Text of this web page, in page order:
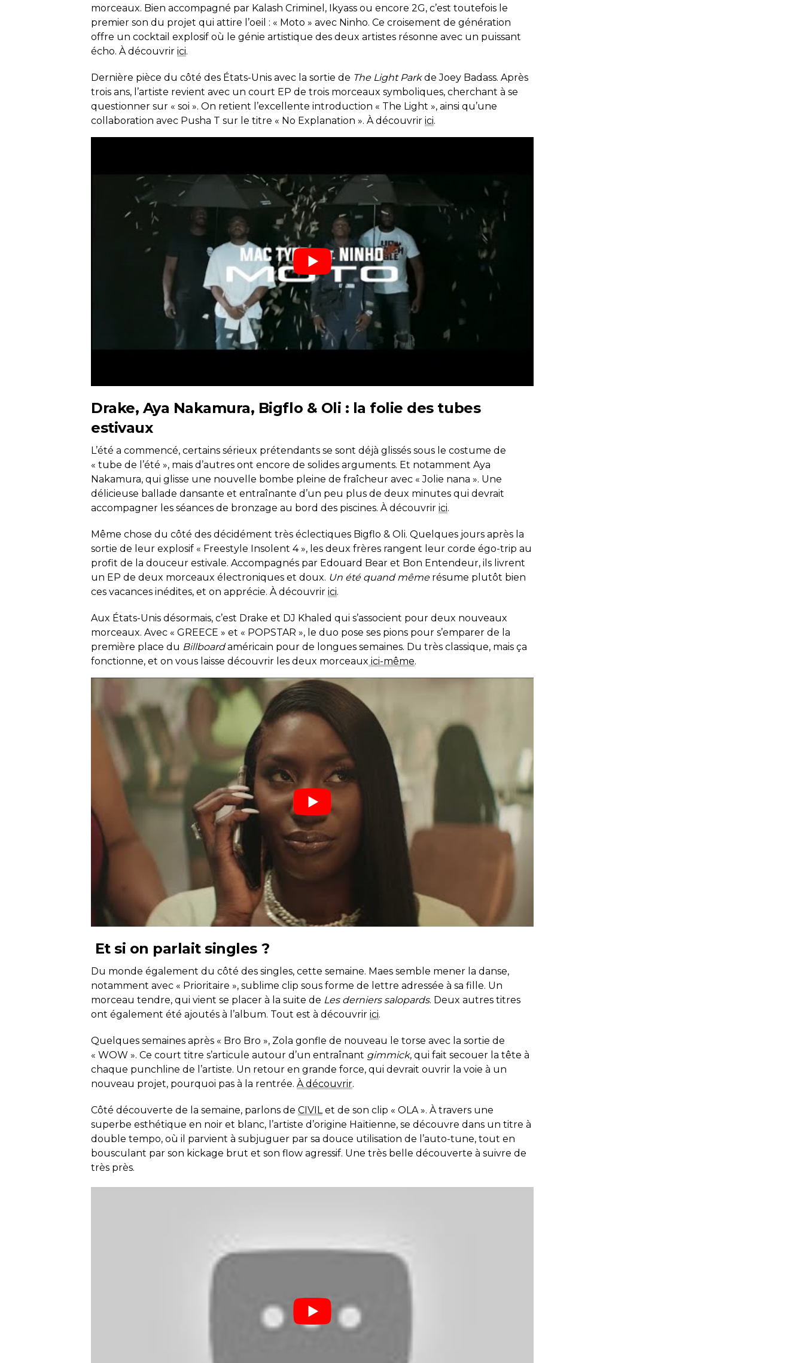
morceaux. Bien accompagné par Kalash Criminel, Ikyass ou encore 2G, c’est toutefois le
premier son du projet qui attire l’oeil : « Moto » avec Ninho. Ce croisement de génération
offre un cocktail explosif où le génie artistique des deux artistes résonne avec un puissant
écho. À découvrir ici.
Dernière pièce du côté des États-Unis avec la sortie de The Light Parkde Joey Badass. Après
trois ans, l’artiste revient avec un court EP de trois morceaux symboliques, cherchant à se
questionner sur « soi ». On retient l’excellente introduction « The Light », ainsi qu’une
collaboration avec Pusha T sur le titre « No Explanation ». À découvrir ici.
Drake, Aya Nakamura, Bigflo & Oli : la folie des tubes
estivaux
L’été a commencé, certains sérieux prétendants se sont déjà glissés sous le costume de
« tube de l’été », mais d’autres ont encore de solides arguments. Et notamment Aya
Nakamura, qui glisse une nouvelle bombe pleine de fraîcheur avec « Jolie nana ». Une
délicieuse ballade dansante et entraînante d’un peu plus de deux minutes qui devrait
accompagner les séances de bronzage au bord des piscines. À découvrir ici.
Même chose du côté des décidément très éclectiques Bigflo & Oli. Quelques jours après la
sortie de leur explosif « Freestyle Insolent 4 », les deux frères rangent leur corde égo-trip au
profit de la douceur estivale. Accompagnés par Edouard Bear et Bon Entendeur, ils livrent
un EP de deux morceaux électroniques et doux. Un été quand mêmerésume plutôt bien
ces vacances inédites, et on apprécie. À découvrir ici.
Aux États-Unis désormais, c’est Drake et DJ Khaled qui s’associent pour deux nouveaux
morceaux. Avec « GREECE » et « POPSTAR », le duo pose ses pions pour s’emparer de la
première place du Billboardaméricain pour de longues semaines. Du très classique, mais ça
fonctionne, et on vous laisse découvrir les deux morceaux ici-même.
Et si on parlait singles ?
Du monde également du côté des singles, cette semaine. Maes semble mener la danse,
notamment avec « Prioritaire », sublime clip sous forme de lettre adressée à sa fille. Un
morceau tendre, qui vient se placer à la suite de Les derniers salopards. Deux autres titres
ont également été ajoutés à l’album. Tout est à découvrir ici.
Quelques semaines après « Bro Bro », Zola gonfle de nouveau le torse avec la sortie de
« WOW ». Ce court titre s’articule autour d’un entraînant gimmick, qui fait secouer la tête à
chaque punchline de l’artiste. Un retour en grande force, qui devrait ouvrir la voie à un
nouveau projet, pourquoi pas à la rentrée. À découvrir.
Côté découverte de la semaine, parlons de CIVILet de son clip « OLA ». À travers une
superbe esthétique en noir et blanc, l’artiste d’origine Haïtienne, se découvre dans un titre à
double tempo, où il parvient à subjuguer par sa douce utilisation de l’auto-tune, tout en
bousculant par son kickage brut et son flow agressif. Une très belle découverte à suivre de
très près.